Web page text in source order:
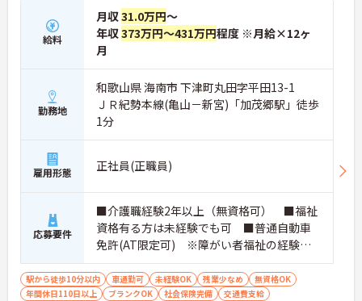
★おすすめPOINT★
・広域支援員として複数のホームを巡るため、各ホ
ームのパートスタッフの教育やサポートにも携わる
ネージャー候補としてのステップアップに直結しま
す。
・定年70歳、再雇用75歳までという業界屈指の制度
なく長期的なキャリアを築いていただけます。
・全施設がバリアフリー設計かつ最新設備を備えて
おり、清潔感にあふれた美しい環境です。ハード面
に加え、ソフト面でも「献立の事前決定・レシピ完
備」により現場の負担が大幅に軽減されています。
ご利用者様の安全性はもちろん、働くスタッフにと
っても身体的負担が少なく、高いモチベーションを
保って業務に集中できます。
給料
月収31.0万円～
年収373万円～431万円程度 ※月給×12ヶ
月
勤務地
和歌山県 海南市 下津町丸田字平田13-1
ＪＲ紀勢本線(亀山－新宮)「加茂郷駅」徒歩
1分
雇用形態 正社員(正職員)
応募要件
■介護職経験2年以上（無資格可） ■福祉
資格有る方は未経験でも可 ■普通自動車
免許(AT限定可) ※障がい者福祉の経験は
不問です。※実務経験2年以上の方、障がい
者福祉に関する経験をお持ちの方大歓迎
駅から徒歩10分以内 車通勤可 未経験OK 残業少なめ
無資格OK
年間休日110日以上
ブランクOK 社会保険完備 交通費支給